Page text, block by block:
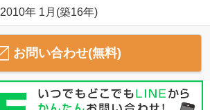
2010年 1月(築16年)
お問い合わせ(無料)